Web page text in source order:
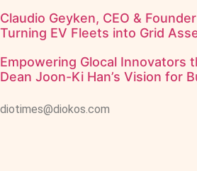
Claudio Geyken, CEO &
Turning EV Fleets into Grid
Empowering Glocal Innovators
Dean Joon-Ki Han’s Vision for
diotimes@diokos.com